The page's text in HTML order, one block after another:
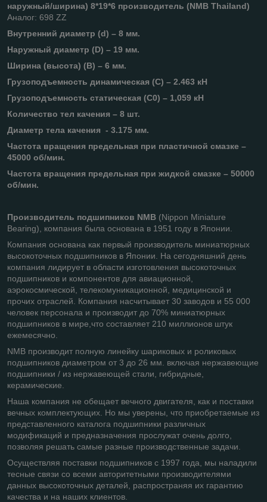
наружный/ширина) 8*19*6 производитель (NMB Thailand)
Аналог: 698 ZZ
Внутренний диаметр (d) – 8 мм.
Наружный диаметр (D) – 19 мм.
Ширина (высота) (B) – 6 мм.
Грузоподъемность динамическая (C) – 2.463 кН
Грузоподъемность статическая (C0) – 1,059 кН
Количество тел качения – 8 шт.
Диаметр тела качения - 3.175 мм.
Частота вращения предельная при пластичной смазке –
45000 об/мин.
Частота вращения предельная при жидкой смазке – 50000
об/мин.
Производитель подшипников NMB (Nippon Miniature
Bearing), компания была основана в 1951 году в Японии.
Компания основана как первый производитель миниатюрных
высокоточных подшипников в Японии. На сегодняшний день
компания лидирует в области изготовления высокоточных
подшипников и компонентов для авиационной,
аэрокосмической, телекомуникационной, медицинской и
прочих отраслей. Компания насчитывает 30 заводов и 55 000
человек персонала и производит до 70% миниатюрных
подшипников в мире,что составляет 210 миллионов штук
ежемесячно.
NMB производит полную линейку шариковых и роликовых
подшипников диаметром от 3 до 26 мм. включая нержавеющие
подшипники / из нержавеющей стали, гибридные,
керамические.
Наша компания не обещает вечного двигателя, как и поставки
вечных комплектующих. Но мы уверены, что приобретаемые из
представленного каталога подшипники различных
модификаций и предназначения прослужат очень долго,
позволяя решать самые разные производственные задачи.
Осуществляя поставки подшипников с 1997 года, мы наладили
тесные связи со всеми авторитетными производителями
данных высокоточных деталей, распространяя их гарантию
качества и на наших клиентов.